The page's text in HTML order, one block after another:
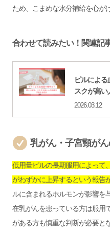
ため、こまめな水分補給を心が
合わせて読みたい！関連記
ピルによる
スクが高
2026.03.12
乳がん・子宮頸が
低用量ピルの長期服用によって
がわずかに上昇するという報告
ルに含まれるホルモンが影響を
在乳がんを患っている方は服用
がある方も慎重な判断が必要と